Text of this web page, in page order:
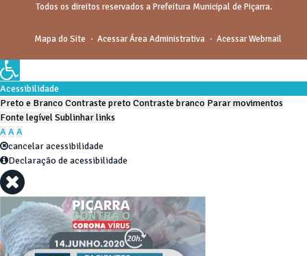
Todos os direitos reservados a Prefeitura Municipal de Piçarra.
Mapa do Site Acessar Área Administrativa Acessar Webmail
Acessibilidade
Preto e BrancoContraste pretoContraste branco Parar movimentos
Fonte legívelSublinhar links
AAA
cancelar acessibilidade
Declaração de acessibilidade